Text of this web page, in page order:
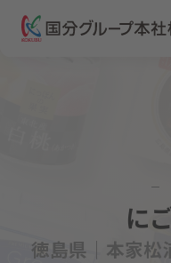
に
徳島県｜本家松